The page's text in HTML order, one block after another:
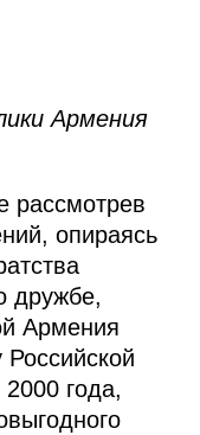
Армения
рассмотрев
опираясь
дружбе,
Армения
года,